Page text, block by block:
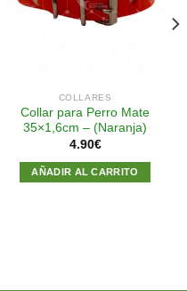
lista de
deseos
COLLARES
Collar para Perro Mate
35×1,6cm – (Naranja)
4.90€
AÑADIR AL CARRITO